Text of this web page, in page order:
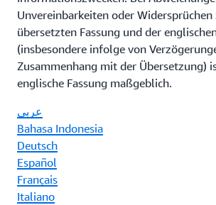
Unvereinbarkeiten oder Widersprüchen
übersetzten Fassung und der
(insbesondere infolge von
Zusammenhang mit der Übersetzung)
englische Fassung maßgeblich.
عربي
Bahasa Indonesia
Deutsch
Español
Français
Italiano